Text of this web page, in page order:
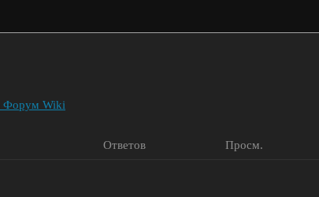
Форум Wiki
Ответов Просм.